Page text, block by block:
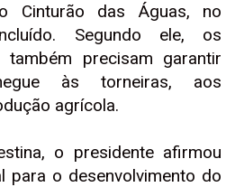
Cinturão das Águas, no
Segundo ele, os
também precisam garantir
às torneiras, aos
agrícola.
o presidente afirmou
para o desenvolvimento do